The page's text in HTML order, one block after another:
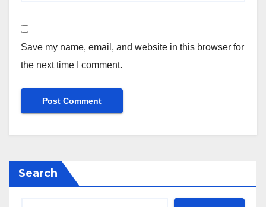
Save my name, email, and website in this browser for
the next time I comment.
Search